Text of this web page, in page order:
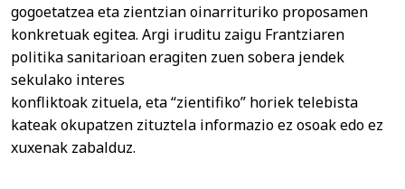
gogoetatzea eta zientzian oinarrituriko proposamen
konkretuak egitea. Argi iruditu zaigu Frantziaren
politika sanitarioan eragiten zuen sobera jendek
sekulako interes
konfliktoak zituela, eta “zientifiko” horiek telebista
kateak okupatzen zituztela informazio ez osoak edo ez
xuxenak zabalduz.